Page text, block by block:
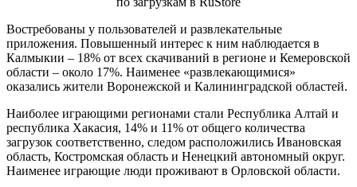
Востребованы у пользователей и развлекательные
приложения. Повышенный интерес к ним наблюдается в
Калмыкии – 18% от всех скачиваний в регионе и Кемеровской
области – около 17%. Наименее «развлекающимися»
оказались жители Воронежской и Калининградской областей.
Наиболее играющими регионами стали Республика Алтай и
республика Хакасия, 14% и 11% от общего количества
загрузок соответственно, следом расположились Ивановская
область, Костромская область и Ненецкий автономный округ.
Наименее играющие люди проживают в Орловской области.